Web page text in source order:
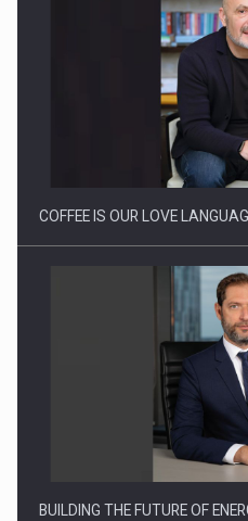
Proteinmaxxing and the Future
COFFEE IS OUR LOVE
BUILDING THE FUTURE OF